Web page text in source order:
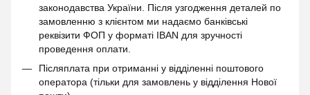
законодавства України. Після узгодження деталей по
замовленню з клієнтом ми надаємо банківські
реквізити ФОП у форматі IBAN для зручності
проведення оплати.
Післяплата при отриманні у відділенні поштового
оператора (тільки для замовлень у відділення Нової